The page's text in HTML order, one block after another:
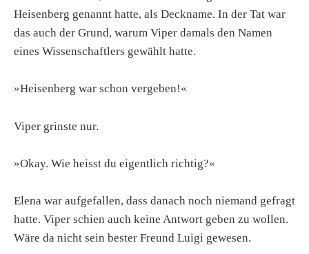
Heisenberg genannt hatte, als Deckname. In der Tat war
das auch der Grund, warum Viper damals den Namen
eines Wissenschaftlers gewählt hatte.
»Heisenberg war schon vergeben!«
Viper grinste nur.
»Okay. Wie heisst du eigentlich richtig?«
Elena war aufgefallen, dass danach noch niemand gefragt
hatte. Viper schien auch keine Antwort geben zu wollen.
Wäre da nicht sein bester Freund Luigi gewesen.